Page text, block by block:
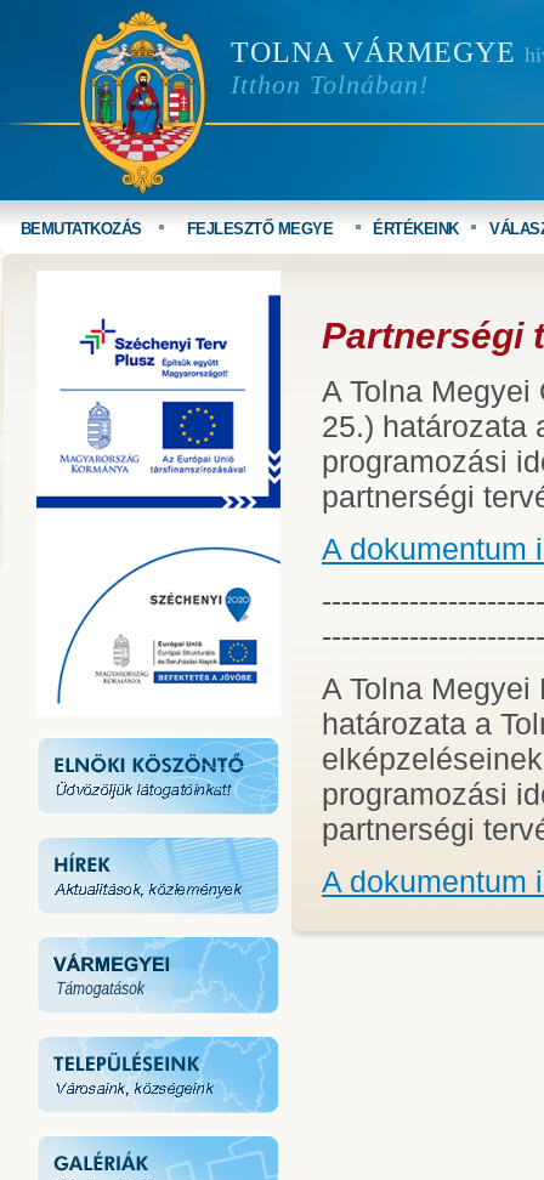
TOLNA VÁRMEGYE
Itthon Tolnában!
BEMUTATKOZÁS FEJLESZTŐ MEGYE ÉRTÉKEINK
Partnerségi
A Tolna
25.) határozata
programozási
partnerségi
A dokumentum
-----------------------
A Tolna
határozata a
programozási
partnerségi
A dokumentum